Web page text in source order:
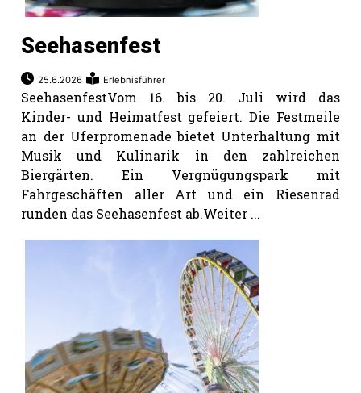
Seehasenfest
25.6.2026 Erlebnisführer
SeehasenfestVom 16. bis 20. Juli wird das
Kinder- und Heimatfest gefeiert. Die Festmeile
an der Uferpromenade bietet Unterhaltung mit
Musik und Kulinarik in den zahlreichen
Biergärten. Ein Vergnügungspark mit
Fahrgeschäften aller Art und ein Riesenrad
runden das Seehasenfest ab.Weiter ...